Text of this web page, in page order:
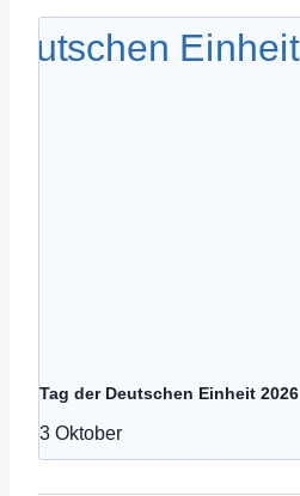
Tag der Deutschen Einheit 2026
3 Oktober